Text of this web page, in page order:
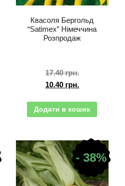
Квасоля Бергольд
“Satimex” Німеччина
Розпродаж
17.40грн.
10.40 грн.
Додати в кошик
- 38%